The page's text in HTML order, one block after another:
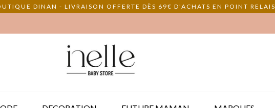
DINAN - LIVRAISON OFFERTE DÈS 69€ D'ACHATS EN POINT RELAIS